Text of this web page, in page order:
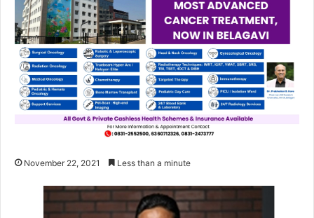
November 22, 2021 Less than a minute